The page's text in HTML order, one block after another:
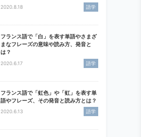
2020.8.18 語学
フランス語で「白」を表す単語やさまざ
まなフレーズの意味や読み方、発音と
は？
2020.6.17 語学
フランス語で「虹色」や「虹」を表す単
語やフレーズ、その発音と読み方とは？
2020.6.13 語学